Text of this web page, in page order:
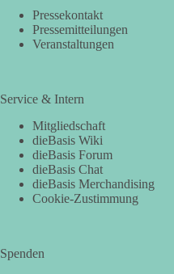
Pressekontakt
Pressemitteilungen
Veranstaltungen
Service & Intern
Mitgliedschaft
dieBasis Wiki
dieBasis Forum
dieBasis Chat
dieBasis Merchandising
Cookie-Zustimmung
Spenden